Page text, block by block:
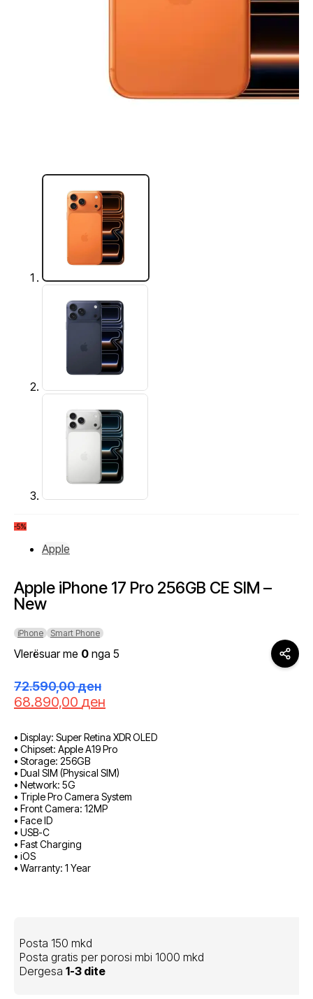
-5%
Apple
Apple iPhone 17 Pro 256GB CE SIM –
New
iPhone Smart Phone
Vlerësuar me 0 nga 5
72.590,00ден
Çmimi
qe:
72.590,00 ден.
68.890,00 ден
tanishëm
është:
• Display: Super Retina XDR OLED
• Chipset: Apple A19 Pro
• Storage: 256GB
• Dual SIM (Physical SIM)
• Network: 5G
• Triple Pro Camera System
• Front Camera: 12MP
• Face ID
• USB-C
• Fast Charging
• iOS
• Warranty: 1 Year
Posta 150 mkd
Posta gratis per porosi mbi 1000 mkd
Dergesa 1-3 dite